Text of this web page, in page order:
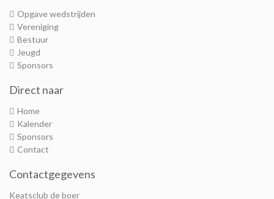
Opgave wedstrijden
Vereniging
Bestuur
Jeugd
Sponsors
Direct naar
Home
Kalender
Sponsors
Contact
Contactgegevens
Keatsclub de boer